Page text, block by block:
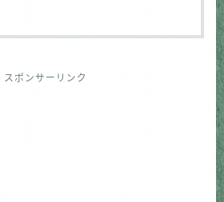
スポンサーリンク